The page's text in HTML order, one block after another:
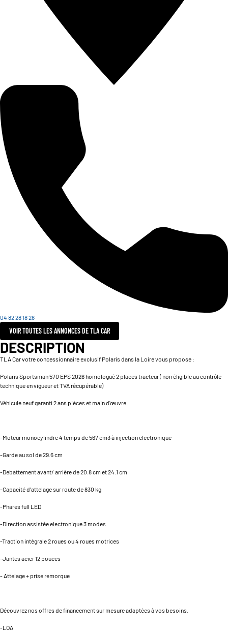
04 82 28 18 26
VOIR TOUTES LES ANNONCES DE TLA CAR
DESCRIPTION
TLA Car votre concessionnaire exclusif Polaris dans la Loire vous propose :
Polaris Sportsman 570 EPS 2026 homologué 2 places tracteur ( non éligible au contrôle
technique en vigueur et TVA récupérable)
Véhicule neuf garanti 2 ans pièces et main d'œuvre.
-Moteur monocylindre 4 temps de 567 cm3 à injection electronique
-Garde au sol de 29.6 cm
-Debattement avant/ arrière de 20.8 cm et 24.1 cm
-Capacité d'attelage sur route de 830 kg
-Phares full LED
-Direction assistée electronique 3 modes
-Traction intégrale 2 roues ou 4 roues motrices
-Jantes acier 12 pouces
- Attelage + prise remorque
Découvrez nos offres de financement sur mesure adaptées à vos besoins.
-LOA